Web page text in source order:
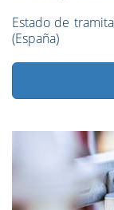
Estado de
(España)